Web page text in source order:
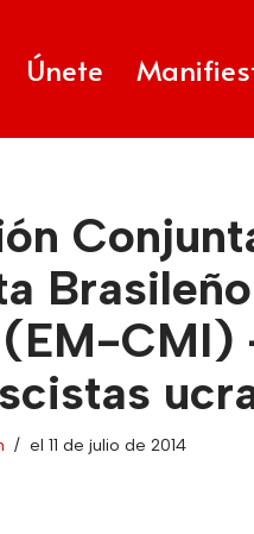
Únete
CMI)
el 11 de julio de 2014